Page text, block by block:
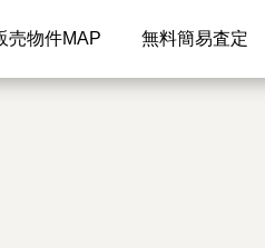
売物件MAP 無料簡易査定